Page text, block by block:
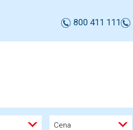
800 411 111
Cena